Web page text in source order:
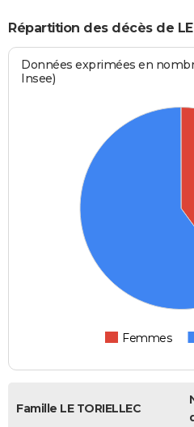
Répartition des décès de LE
Données exprimées en
Insee)
Femmes
Famille LE TORIELLEC